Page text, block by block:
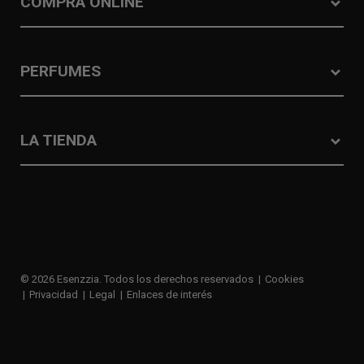
PERFUMES
LA TIENDA
© 2026 Esenzzia. Todos los derechos reservados
Cookies
Privacidad
Legal Enlaces de interés